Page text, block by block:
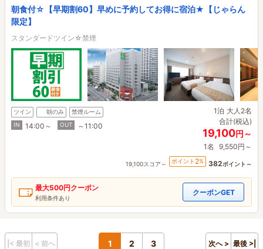
朝食付☆【早期割60】早めに予約してお得に宿泊★【じゃらん
限定】
スタンダードツイン☆禁煙
ツイン 朝のみ
禁煙ルーム
IN
14:00～ OUT ～11:00
1泊 大人2名
合計(税込)
19,100円～
1名 9,550円～
19,100スコア～ ポイント 2% 382ポイント～
最大500円クーポン
利用条件あり
クーポンGET
|< 最初 < 前へ 1 2 3 次へ > 最後 >|